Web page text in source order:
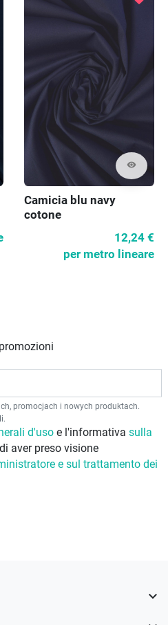
visibility
Camicia blu navy
cotone
12,24 €
per metro lineare
promocjach i nowych produktach.
d'uso e l'informativa sulla
aver preso visione
e sul trattamento dei
